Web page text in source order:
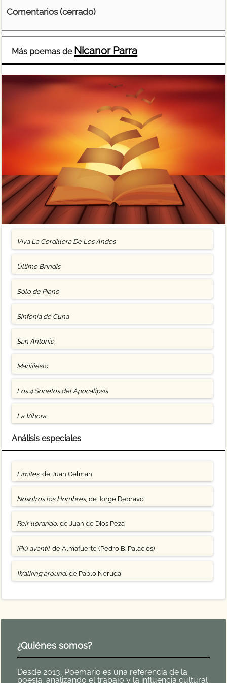
Comentarios (cerrado)
Más poemas de Nicanor Parra
Viva La Cordillera De Los Andes
Último Brindis
Solo de Piano
Sinfonía de Cuna
San Antonio
Manifiesto
Los 4 Sonetos del Apocalipsis
La Víbora
Análisis especiales
Límites, de Juan Gelman
Nosotros los Hombres, de Jorge Debravo
Reír llorando, de Juan de Dios Peza
¡Più avanti!, de Almafuerte (Pedro B. Palacios)
Walking around, de Pablo Neruda
¿Quiénes somos?
Desde 2013, Poemario es una referencia de la
poesía, analizando el trabajo y la influencia cultural